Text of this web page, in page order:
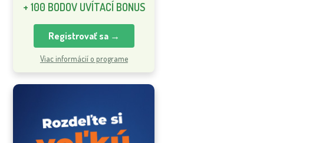
+ 100 BODOV UVÍTACÍ BONUS
Registrovať sa →
Viac informácií o programe